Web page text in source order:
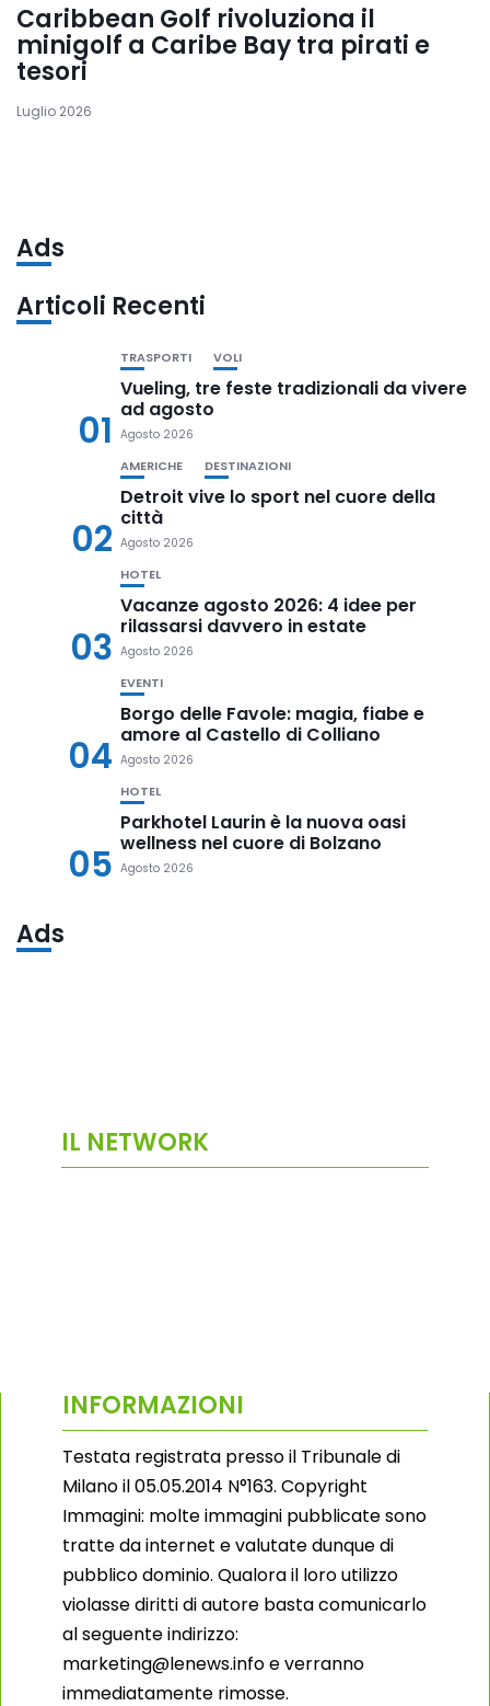
Caribbean Golf rivoluziona il
minigolf a Caribe Bay tra pirati e
tesori
Luglio 2026
Ads
Articoli Recenti
01
TRASPORTI VOLI
Vueling, tre feste tradizionali da vivere
ad agosto
Agosto 2026
02
AMERICHE DESTINAZIONI
Detroit vive lo sport nel cuore della
città
Agosto 2026
03
HOTEL
Vacanze agosto 2026: 4 idee per
rilassarsi davvero in estate
Agosto 2026
04
EVENTI
Borgo delle Favole: magia, fiabe e
amore al Castello di Colliano
Agosto 2026
05
HOTEL
Parkhotel Laurin è la nuova oasi
wellness nel cuore di Bolzano
Agosto 2026
Ads
IL NETWORK
INFORMAZIONI
Testata registrata presso il Tribunale di
Milano il 05.05.2014 N°163. Copyright
Immagini: molte immagini pubblicate sono
tratte da internet e valutate dunque di
pubblico dominio. Qualora il loro utilizzo
violasse diritti di autore basta comunicarlo
al seguente indirizzo:
marketing@lenews.info e verranno
immediatamente rimosse.